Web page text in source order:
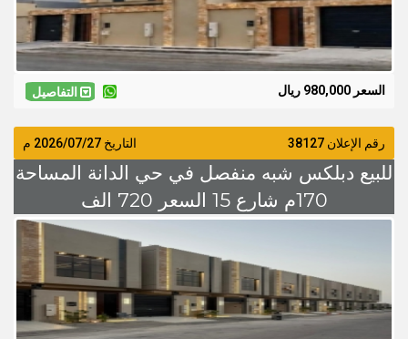
التفاصيل السعر 980,000 ريال
التاريخ 2026/07/27 م رقم الإعلان 38127
للبيع دبلكس شبه منفصل في حي الدانة المساحة
170م شارع 15 السعر 720 الف